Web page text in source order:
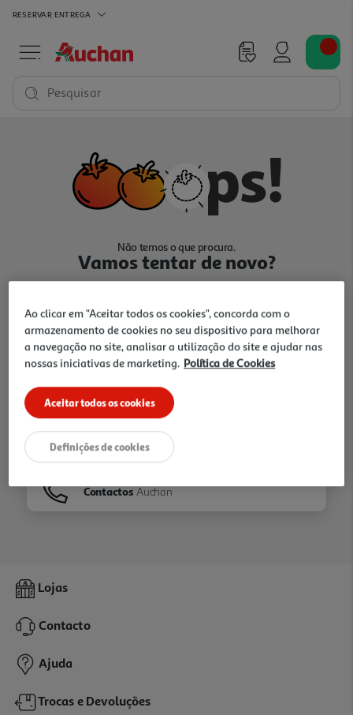
RESERVAR ENTREGA
Pesquisar
Não temos o que procura.
Vamos tentar de novo?
Ir para Homepage
Folhetos
Contactos Auchan
Lojas
Contacto
Ajuda
Trocas e Devoluções
Ao clicar em "Aceitar todos os cookies", concorda com o
armazenamento de cookies no seu dispositivo para melhorar
a navegação no site, analisar a utilização do site e ajudar nas
nossas iniciativas de marketing. Política de Cookies
Aceitar todos os cookies
Definições de cookies